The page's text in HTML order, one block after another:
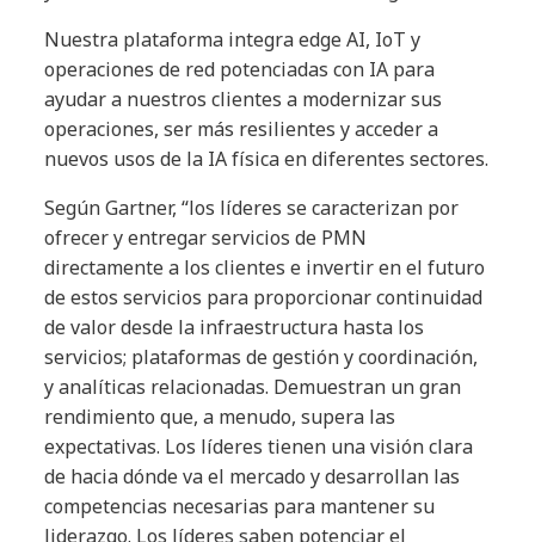
Nuestra plataforma integra edge AI, IoT y
operaciones de red potenciadas con IA para
ayudar a nuestros clientes a modernizar sus
operaciones, ser más resilientes y acceder a
nuevos usos de la IA física en diferentes sectores.
Según Gartner, “los líderes se caracterizan por
ofrecer y entregar servicios de PMN
directamente a los clientes e invertir en el futuro
de estos servicios para proporcionar continuidad
de valor desde la infraestructura hasta los
servicios; plataformas de gestión y coordinación,
y analíticas relacionadas. Demuestran un gran
rendimiento que, a menudo, supera las
expectativas. Los líderes tienen una visión clara
de hacia dónde va el mercado y desarrollan las
competencias necesarias para mantener su
liderazgo. Los líderes saben potenciar el